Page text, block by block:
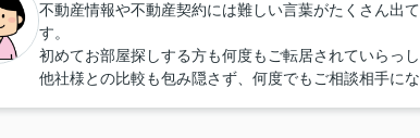
不動産情報や不動産契約には難しい言葉がたくさん出
す。
初めてお部屋探しする方も何度もご転居されていらっ
他社様との比較も包み隠さず、何度でもご相談相手に